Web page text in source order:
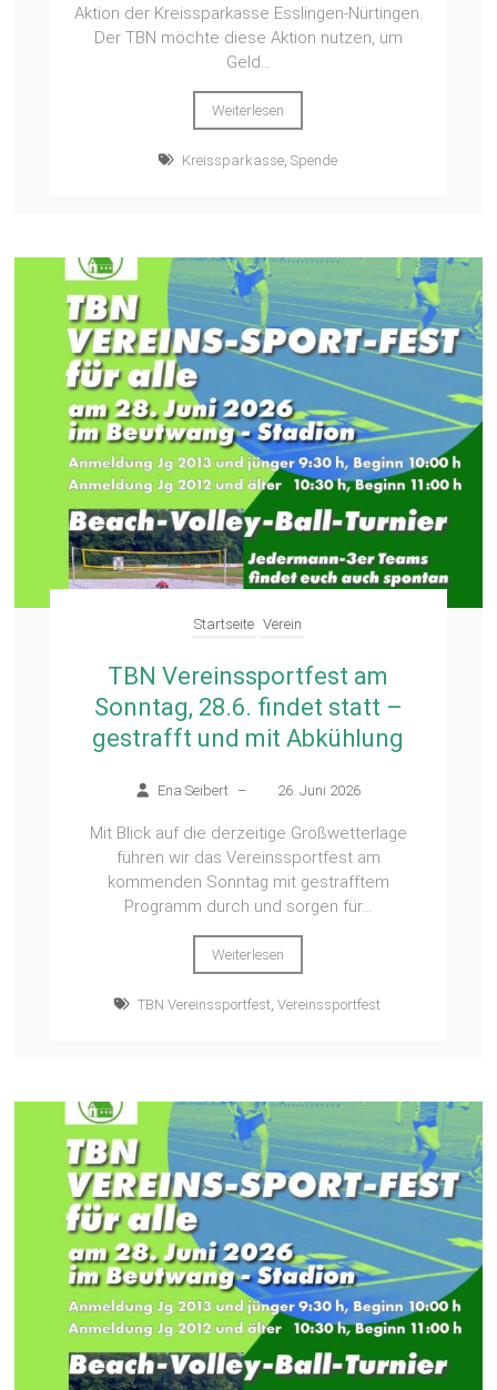
Aktion der Kreissparkasse Esslingen-Nürtingen.
Der TBN möchte diese Aktion nutzen, um
Geld...
Weiterlesen
Kreissparkasse, Spende
Startseite Verein
TBN Vereinssportfest am
Sonntag, 28.6. findet statt –
gestrafft und mit Abkühlung
Ena Seibert – 26. Juni 2026
Mit Blick auf die derzeitige Großwetterlage
führen wir das Vereinssportfest am
kommenden Sonntag mit gestrafftem
Programm durch und sorgen für...
Weiterlesen
TBN Vereinssportfest ,Vereinssportfest